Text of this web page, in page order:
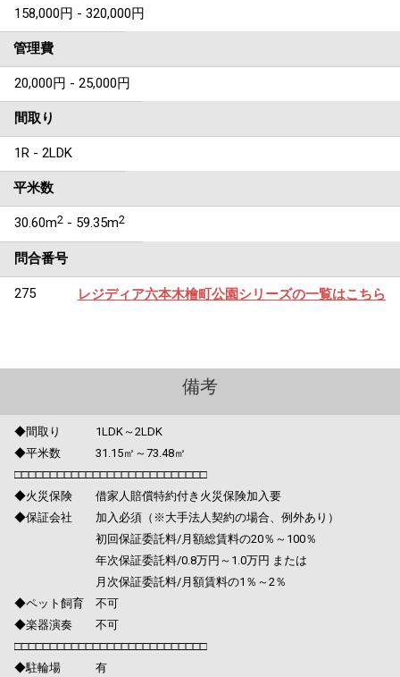
158,000円 - 320,000円
管理費
20,000円 - 25,000円
間取り
1R - 2LDK
平米数
30.60m2 - 59.35m2
問合番号
275 レジディア六本木檜町公園シリーズの一覧はこちら
備考
◆間取り 1LDK～2LDK
◆平米数 31.15㎡～73.48㎡
□□□□□□□□□□□□□□□□□□□□□□□□□□□
◆火災保険 借家人賠償特約付き火災保険加入要
◆保証会社 加入必須（※大手法人契約の場合、例外あり）
初回保証委託料/月額総賃料の20％～100％
年次保証委託料/0.8万円～1.0万円 または
月次保証委託料/月額賃料の1％～2％
◆ペット飼育 不可
◆楽器演奏 不可
□□□□□□□□□□□□□□□□□□□□□□□□□□□
◆駐輪場 有